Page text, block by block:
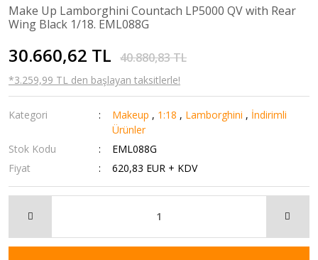
Make Up Lamborghini Countach LP5000 QV with Rear
Wing Black 1/18. EML088G
30.660,62 TL 40.880,83 TL
*3.259,99 TL den başlayan taksitlerle!
Kategori Makeup , 1:18 , Lamborghini , İndirimli
Ürünler
Stok Kodu
EML088G
Fiyat
620,83 EUR + KDV